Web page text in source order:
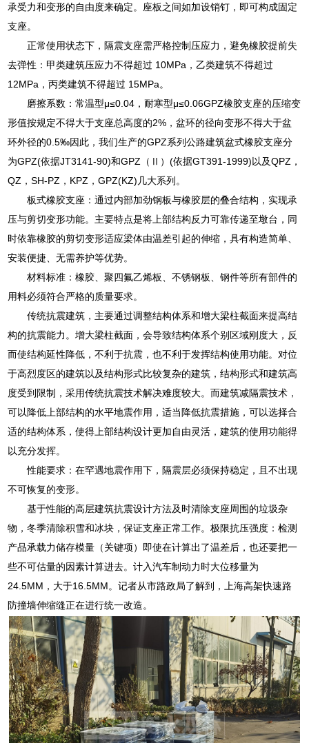
承受力和变形的自由度来确定。座板之间如加设销钉，即可构成固定
支座。
正常使用状态下，隔震支座需严格控制压应力，避免橡胶提前失
去弹性：甲类建筑压应力不得超过 10MPa，乙类建筑不得超过
12MPa，丙类建筑不得超过 15MPa。
磨擦系数：常温型μ≤0.04，耐寒型μ≤0.06GPZ橡胶支座的压缩变
形值按规定不得大于支座总高度的2%，盆环的径向变形不得大于盆
环外径的0.5‰因此，我们生产的GPZ系列公路建筑盆式橡胶支座分
为GPZ(依据JT3141-90)和GPZ（Ⅱ）(依据GT391-1999)以及QPZ，
QZ，SH-PZ，KPZ，GPZ(KZ)几大系列。
板式橡胶支座：通过内部加劲钢板与橡胶层的叠合结构，实现承
压与剪切变形功能。主要特点是将上部结构反力可靠传递至墩台，同
时依靠橡胶的剪切变形适应梁体由温差引起的伸缩，具有构造简单、
安装便捷、无需养护等优势。
材料标准：橡胶、聚四氟乙烯板、不锈钢板、钢件等所有部件的
用料必须符合严格的质量要求。
传统抗震建筑，主要通过调整结构体系和增大梁柱截面来提高结
构的抗震能力。增大梁柱截面，会导致结构体系个别区域刚度大，反
而使结构延性降低，不利于抗震，也不利于发挥结构使用功能。对位
于高烈度区的建筑以及结构形式比较复杂的建筑，结构形式和建筑高
度受到限制，采用传统抗震技术解决难度较大。而建筑减隔震技术，
可以降低上部结构的水平地震作用，适当降低抗震措施，可以选择合
适的结构体系，使得上部结构设计更加自由灵活，建筑的使用功能得
以充分发挥。
性能要求：在罕遇地震作用下，隔震层必须保持稳定，且不出现
不可恢复的变形。
基于性能的高层建筑抗震设计方法及时清除支座周围的垃圾杂
物，冬季清除积雪和冰块，保证支座正常工作。极限抗压强度：检测
产品承载力储存模量（关键项）即使在计算出了温差后，也还要把一
些不可估量的因素计算进去。计入汽车制动力时大位移量为
24.5MM，大于16.5MM。记者从市路政局了解到，上海高架快速路
防撞墙伸缩缝正在进行统一改造。